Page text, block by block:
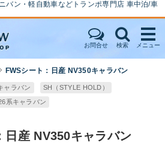
バン・軽自動車などトランポ専門店 車中泊/車
お問合せ 検索 メニュー
FWSシート：日産 NV350キャラバン
ャラバン
SH（STYLE HOLD）
系キャラバン
日産 NV350キャラバン